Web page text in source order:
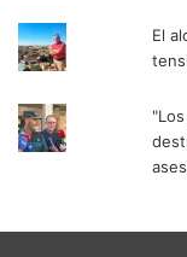
El